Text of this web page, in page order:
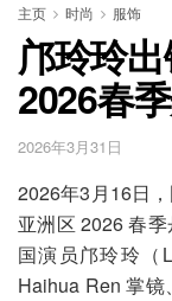
主页 时尚 服饰
邝玲玲
2026春
2026年3月31日
2026年3月16日
亚洲区 2026 春
国演员邝玲玲（
Haihua Ren 掌